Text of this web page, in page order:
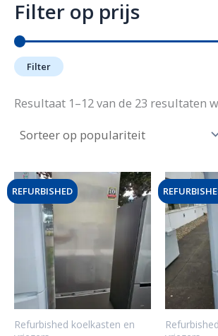
Filter op prijs
Filter
Resultaat 1–12 van de 23 resultaten
REFURBISHED
Refurbished koelkasten en